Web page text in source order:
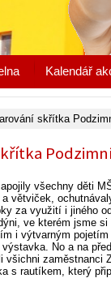
Kalendář
skřítka
všechny děti
větviček,
za využití i jiného
ve kterém jsme
i výtvarným
No a na
zaměstnanci
s rautíkem, který